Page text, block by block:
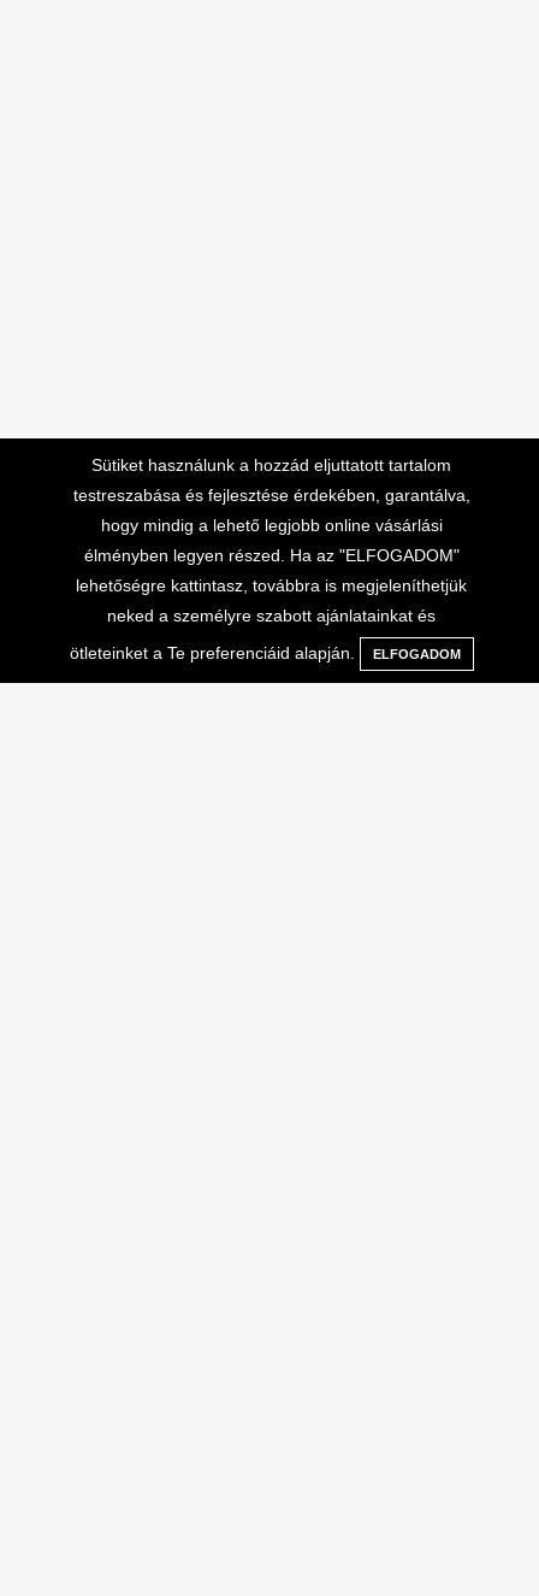
Menü Kategóriák Keresés
Sütiket használunk a hozzád eljuttatott tartalom
testreszabása és fejlesztése érdekében, garantálva,
hogy mindig a lehető legjobb online vásárlási
élményben legyen részed. Ha az "ELFOGADOM"
lehetőségre kattintasz, továbbra is megjeleníthetjük
neked a személyre szabott ajánlatainkat és
ötleteinket a Te preferenciáid alapján.
ELFOGADOM